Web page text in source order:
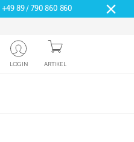
+49 89 / 790 860 860
LOGIN ARTIKEL